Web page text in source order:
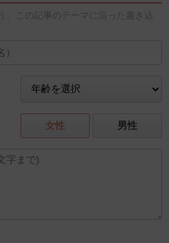
この記事のテーマに沿った書き込
女性 男性